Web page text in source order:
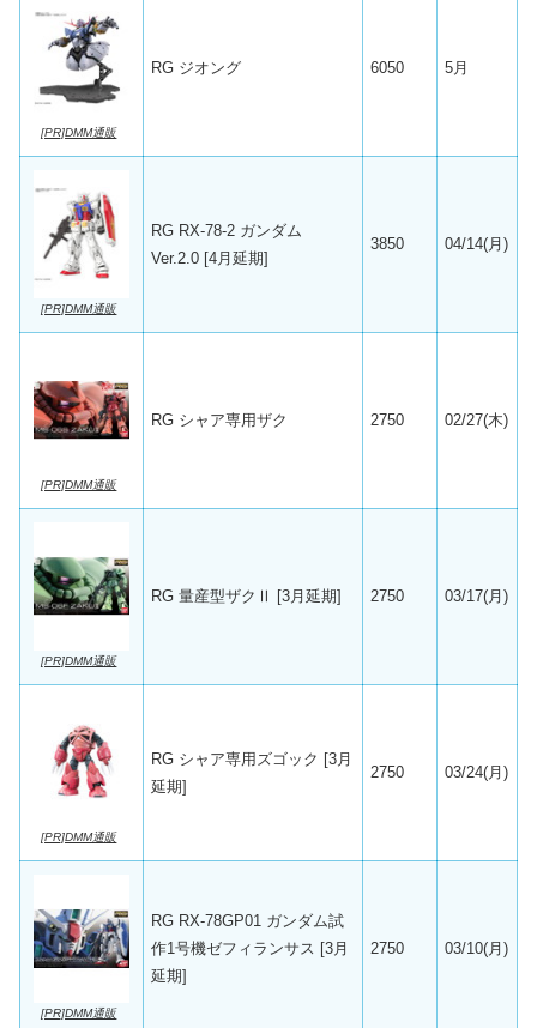
[PR]DMM通販
RG ジオング 6050 5月
[PR]DMM通販
RG RX-78-2 ガンダム
Ver.2.0 [4月延期]
3850 04/14(月)
[PR]DMM通販
RG シャア専用ザク 2750 02/27(木)
[PR]DMM通販
RG 量産型ザクⅡ [3月延期] 2750 03/17(月)
[PR]DMM通販
RG シャア専用ズゴック [3月
延期]
2750 03/24(月)
[PR]DMM通販
RG RX-78GP01 ガンダム試
作1号機ゼフィランサス [3月
延期]
2750 03/10(月)